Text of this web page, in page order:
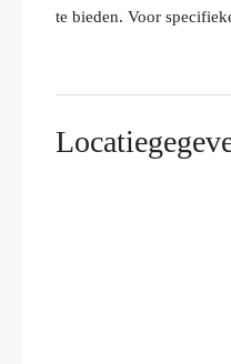
te bieden. Voor